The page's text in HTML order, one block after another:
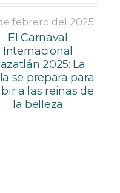
febrero del 2025
El Carnaval
Internacional
2025: La
se prepara para
a las reinas de
la belleza